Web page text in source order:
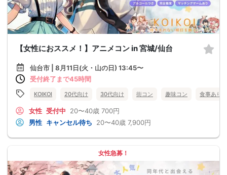
【女性におススメ！】アニメコン in 宮城/仙台
仙台市 | 8月11日(火・山の日) 13:45〜
受付終了まで45時間
KOIKOI 20代向け 30代向け 街コン 趣味コン 食事あり
女性 受付中 20〜40歳 700円
男性 キャンセル待ち 20〜40歳 7,900円
女性急募！